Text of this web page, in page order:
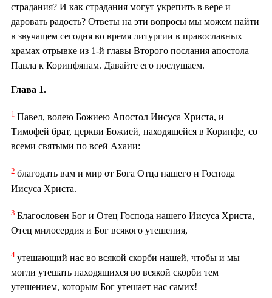
страдания? И как страдания могут укрепить в вере и
даровать радость? Ответы на эти вопросы мы можем найти
в звучащем сегодня во время литургии в православных
храмах отрывке из 1-й главы Второго послания апостола
Павла к Коринфянам. Давайте его послушаем.
Глава 1.
1 Павел, волею Божиею Апостол Иисуса Христа, и
Тимофей брат, церкви Божией, находящейся в Коринфе, со
всеми святыми по всей Ахаии:
2 благодать вам и мир от Бога Отца нашего и Господа
Иисуса Христа.
3 Благословен Бог и Отец Господа нашего Иисуса Христа,
Отец милосердия и Бог всякого утешения,
4 утешающий нас во всякой скорби нашей, чтобы и мы
могли утешать находящихся во всякой скорби тем
утешением, которым Бог утешает нас самих!